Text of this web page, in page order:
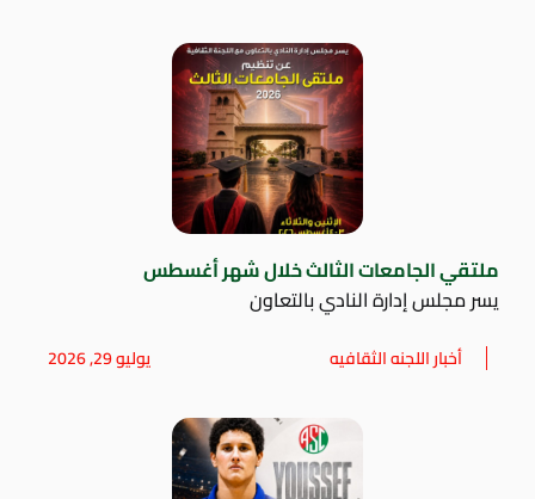
ملتقي الجامعات الثالث خلال شهر أغسطس
يسر مجلس إدارة النادي بالتعاون
أخبار اللجنه الثقافيه يوليو 29, 2026